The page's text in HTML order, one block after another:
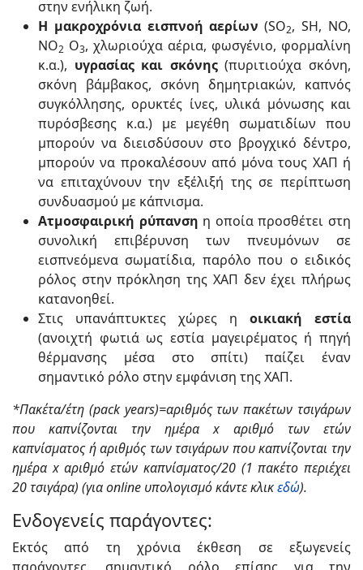
στην ενήλικη ζωή.
Η μακροχρόνια εισπνοή αερίων (SO2, SH, NO,
NO2 O3, χλωριούχα αέρια, φωσγένιο, φορμαλίνη
κ.α.), υγρασίας και σκόνης(πυριτιούχα σκόνη,
σκόνη βάμβακος, σκόνη δημητριακών, καπνός
συγκόλλησης, ορυκτές ίνες, υλικά μόνωσης και
πυρόσβεσης κ.α.) με μεγέθη σωματιδίων που
μπορούν να διεισδύσουν στο βρογχικό δέντρο,
μπορούν να προκαλέσουν από μόνα τους ΧΑΠ ή
να επιταχύνουν την εξέλιξή της σε περίπτωση
συνδυασμού με κάπνισμα.
Ατμοσφαιρική ρύπανση η οποία προσθέτει στη
συνολική επιβέρυνση των πνευμόνων σε
εισπνεόμενα σωματίδια, παρόλο που ο ειδικός
ρόλος στην πρόκληση της ΧΑΠ δεν έχει πλήρως
κατανοηθεί.
Στις υπανάπτυκτες χώρες η οικιακή εστία
(ανοιχτή φωτιά ως εστία μαγειρέματος ή πηγή
θέρμανσης μέσα στο σπίτι) παίζει έναν
σημαντικό ρόλο στην εμφάνιση της ΧΑΠ.
*Πακέτα/έτη (pack years)=αριθμός των πακέτων τσιγάρων
που καπνίζονται την ημέρα x αριθμό των ετών
καπνίσματος ή αριθμός των τσιγάρων που καπνίζονται την
ημέρα x αριθμό ετών καπνίσματος/20 (1 πακέτο περιέχει
20 τσιγάρα) (για online υπολογισμό κάντε κλικεδώ).
Ενδογενείς παράγοντες:
Εκτός από τη χρόνια έκθεση σε εξωγενείς